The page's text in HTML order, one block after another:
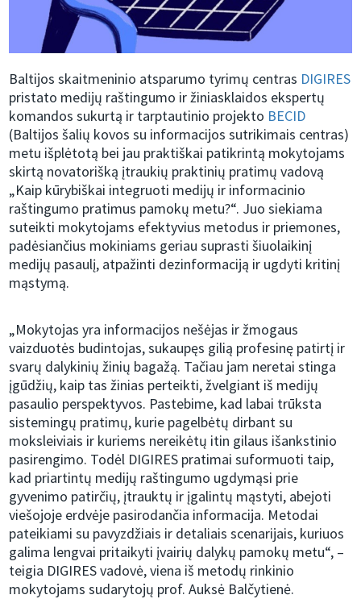
Baltijos skaitmeninio atsparumo tyrimų centras DIGIRES
pristato medijų raštingumo ir žiniasklaidos ekspertų
komandos sukurtą ir tarptautinio projekto BECID
(Baltijos šalių kovos su informacijos sutrikimais centras)
metu išplėtotą bei jau praktiškai patikrintą mokytojams
skirtą novatorišką įtraukių praktinių pratimų vadovą
„Kaip kūrybiškai integruoti medijų ir informacinio
raštingumo pratimus pamokų metu?“. Juo siekiama
suteikti mokytojams efektyvius metodus ir priemones,
padėsiančius mokiniams geriau suprasti šiuolaikinį
medijų pasaulį, atpažinti dezinformaciją ir ugdyti kritinį
mąstymą.
„Mokytojas yra informacijos nešėjas ir žmogaus
vaizduotės budintojas, sukaupęs gilią profesinę patirtį ir
svarų dalykinių žinių bagažą. Tačiau jam neretai stinga
įgūdžių, kaip tas žinias perteikti, žvelgiant iš medijų
pasaulio perspektyvos. Pastebime, kad labai trūksta
sistemingų pratimų, kurie pagelbėtų dirbant su
moksleiviais ir kuriems nereikėtų itin gilaus išankstinio
pasirengimo. Todėl DIGIRES pratimai suformuoti taip,
kad priartintų medijų raštingumo ugdymąsi prie
gyvenimo patirčių, įtrauktų ir įgalintų mąstyti, abejoti
viešojoje erdvėje pasirodančia informacija. Metodai
pateikiami su pavyzdžiais ir detaliais scenarijais, kuriuos
galima lengvai pritaikyti įvairių dalykų pamokų metu“, –
teigia DIGIRES vadovė, viena iš metodų rinkinio
mokytojams sudarytojų prof. Auksė Balčytienė.